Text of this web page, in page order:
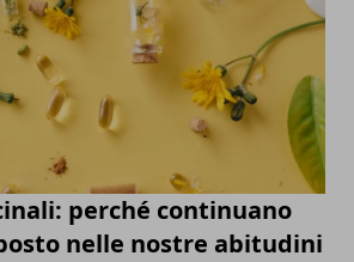
perché continuano
nelle nostre abitudini